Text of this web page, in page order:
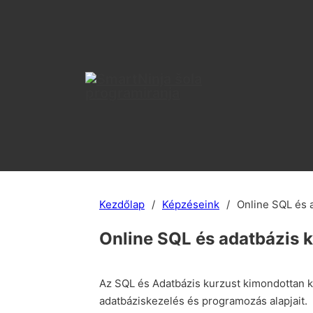
Kezdőlap / Képzéseink / Online SQL és
Online SQL és adatbázis
Az SQL és Adatbázis kurzust kimondottan
adatbáziskezelés és programozás alapjait.